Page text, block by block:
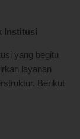
Institusi
yang begitu
layanan
Berikut